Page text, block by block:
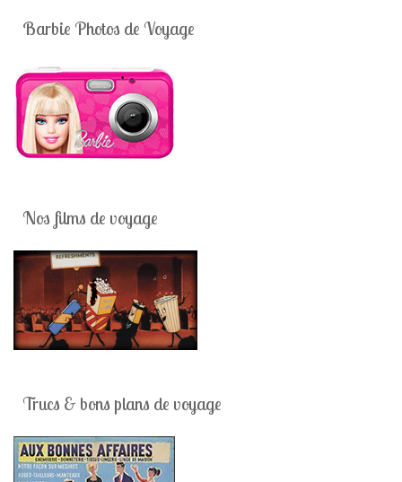
Barbie Photos de Voyage
Nos films de voyage
Trucs & bons plans de voyage